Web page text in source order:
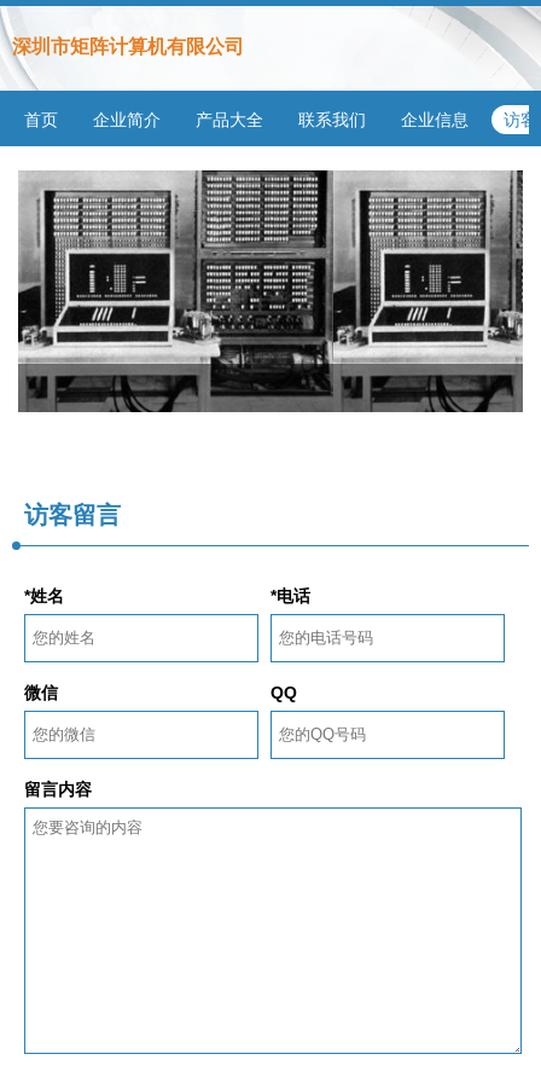
深圳市矩阵计算机有限公司
首页 企业简介 产品大全 联系我们 企业信息 访客
访客留言
*姓名 *电话
微信 QQ
留言内容